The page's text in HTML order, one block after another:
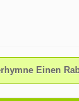
Einen